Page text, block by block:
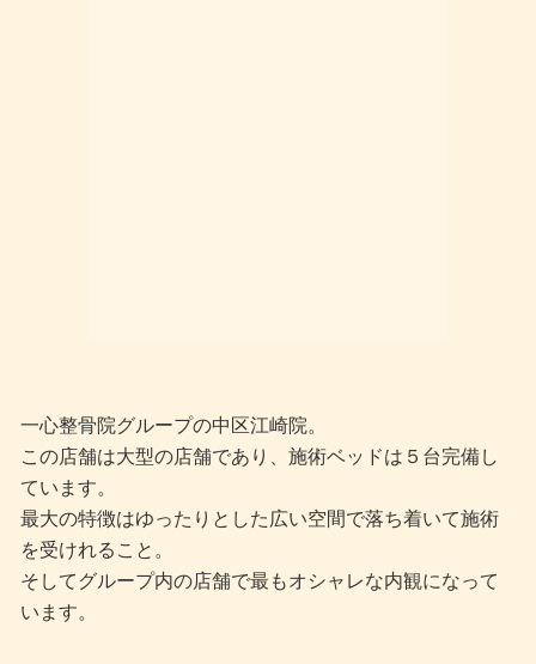
一心整骨院グループの中区江崎院。
この店舗は大型の店舗であり、施術ベッドは５台完備し
ています。
最大の特徴はゆったりとした広い空間で落ち着いて施術
を受けれること。
そしてグループ内の店舗で最もオシャレな内観になって
います。